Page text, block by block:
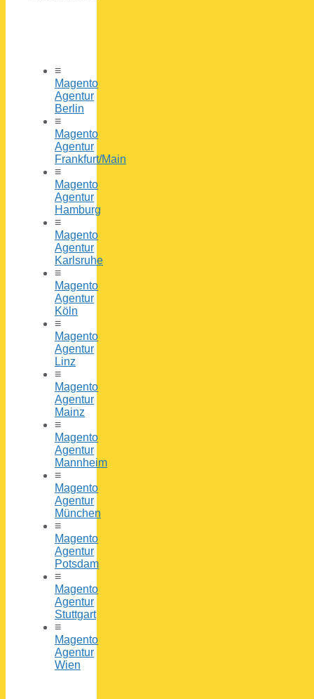
≡
Magento
Agentur
Berlin
≡
Magento
Agentur
Frankfurt/Main
≡
Magento
Agentur
Hamburg
≡
Magento
Agentur
Karlsruhe
≡
Magento
Agentur
Köln
≡
Magento
Agentur
Linz
≡
Magento
Agentur
Mainz
≡
Magento
Agentur
Mannheim
≡
Magento
Agentur
München
≡
Magento
Agentur
Potsdam
≡
Magento
Agentur
Stuttgart
≡
Magento
Agentur
Wien